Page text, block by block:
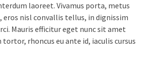
laoreet. Vivamus porta, metus
eros nisl convallis tellus, in dignissim
Mauris efficitur eget nunc sit amet
rhoncus eu ante id, iaculis cursus